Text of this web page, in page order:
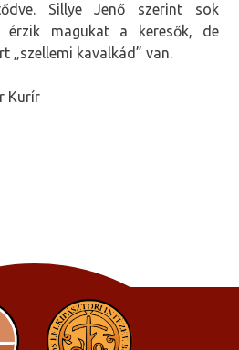
Sillye Jenő szerint sok
érzik magukat a keresők, de
„szellemi kavalkád” van.
Kurír